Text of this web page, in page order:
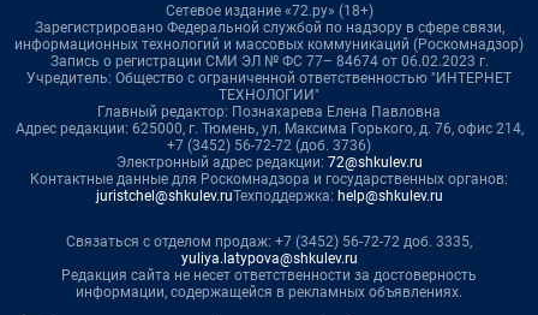
Сетевое издание «72.ру» (18+)
Зарегистрировано Федеральной службой по надзору в сфере связи,
информационных технологий и массовых коммуникаций (Роскомнадзор)
Запись о регистрации СМИ ЭЛ № ФС 77– 84674 от 06.02.2023 г.
Учредитель: Общество с ограниченной ответственностью "ИНТЕРНЕТ
ТЕХНОЛОГИИ"
Главный редактор: Познахарева Елена Павловна
Адрес редакции: 625000, г. Тюмень, ул. Максима Горького, д. 76, офис 214,
+7 (3452) 56-72-72 (доб. 3736)
Электронный адрес редакции: 72@shkulev.ru
Контактные данные для Роскомнадзора и государственных органов:
juristchel@shkulev.ruТехподдержка: help@shkulev.ru
Связаться с отделом продаж: +7 (3452) 56-72-72 доб. 3335,
yuliya.latypova@shkulev.ru
Редакция сайта не несет ответственности за достоверность
информации, содержащейся в рекламных объявлениях.